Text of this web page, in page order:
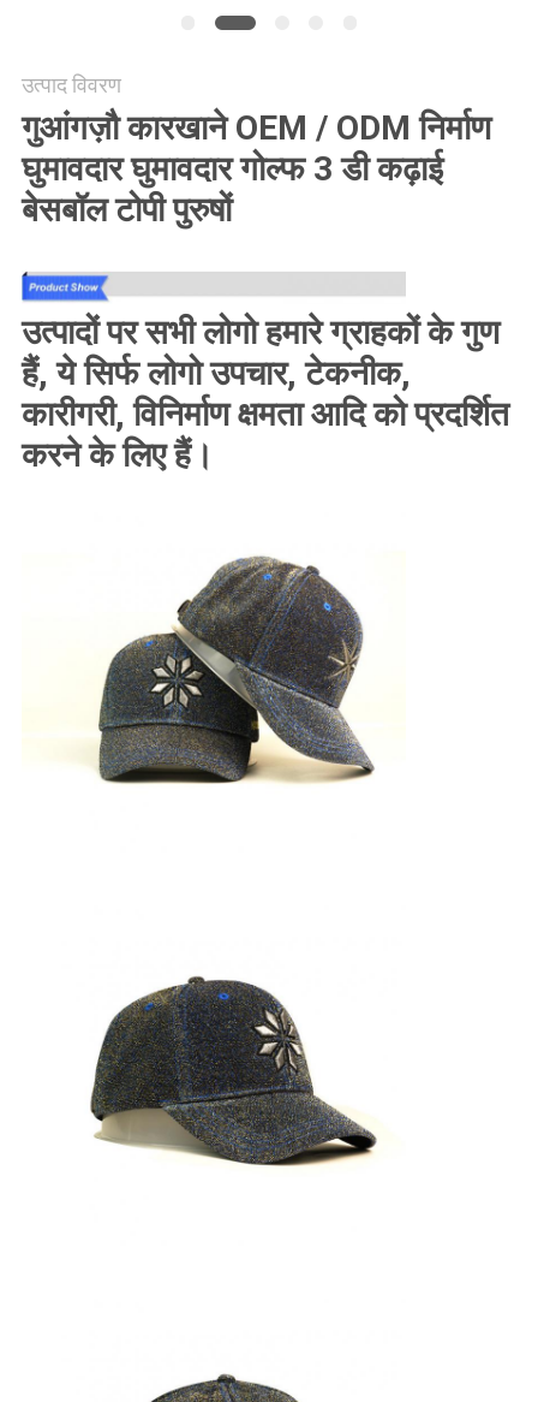
उत्पाद विवरण
गुआंगज़ौ कारखाने OEM / ODM निर्माण
घुमावदार घुमावदार गोल्फ 3 डी कढ़ाई
बेसबॉल टोपी पुरुषों
उत्पादों पर सभी लोगो हमारे ग्राहकों के गुण
हैं, ये सिर्फ लोगो उपचार, टेकनीक,
कारीगरी, विनिर्माण क्षमता आदि को प्रदर्शित
करने के लिए हैं।